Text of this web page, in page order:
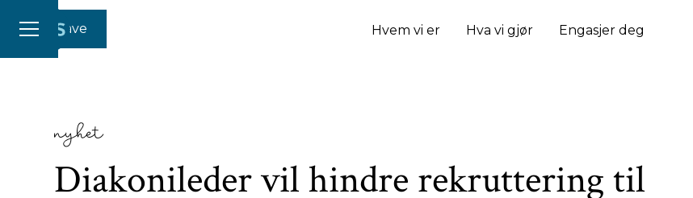
Hvem vi er Hva vi gjør Engasjer deg
Gi en gave
nyhet
Diakonileder vil hindre rekruttering til